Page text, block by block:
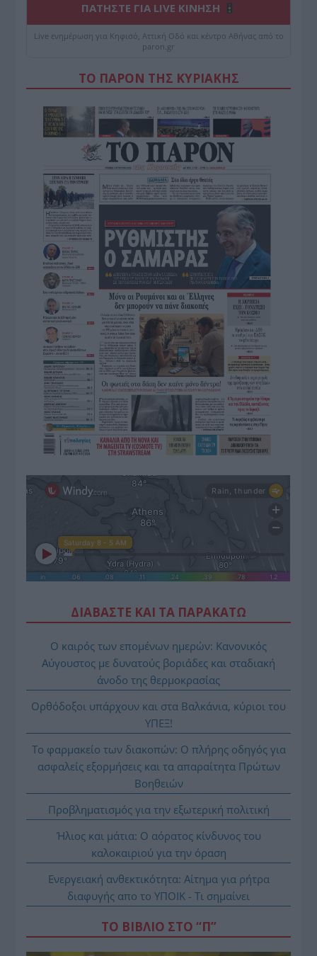
ΠΑΤΗΣΤΕ ΓΙΑ LIVE ΚΙΝΗΣΗ
Live ενημέρωση για Κηφισό, Αττική Οδό και κέντρο Αθήνας από το
paron.gr
ΤΟ ΠΑΡΟΝ ΤΗΣ ΚΥΡΙΑΚΗΣ
ΔΙΑΒΑΣΤΕ ΚΑΙ ΤΑ ΠΑΡΑΚΑΤΩ
Ο καιρός των επομένων ημερών: Κανονικός
Αύγουστος με δυνατούς βοριάδες και σταδιακή
άνοδο της θερμοκρασίας
Ορθόδοξοι υπάρχουν και στα Βαλκάνια, κύριοι του
ΥΠΕΞ!
Το φαρμακείο των διακοπών: Ο πλήρης οδηγός για
ασφαλείς εξορμήσεις και τα απαραίτητα Πρώτων
Βοηθειών
Προβληματισμός για την εξωτερική πολιτική
Ήλιος και μάτια: Ο αόρατος κίνδυνος του
καλοκαιριού για την όραση
Ενεργειακή ανθεκτικότητα: Αίτημα για ρήτρα
διαφυγής απο το ΥΠΟΙΚ - Τι σημαίνει
ΤΟ ΒΙΒΛΙΟ ΣΤΟ “Π”